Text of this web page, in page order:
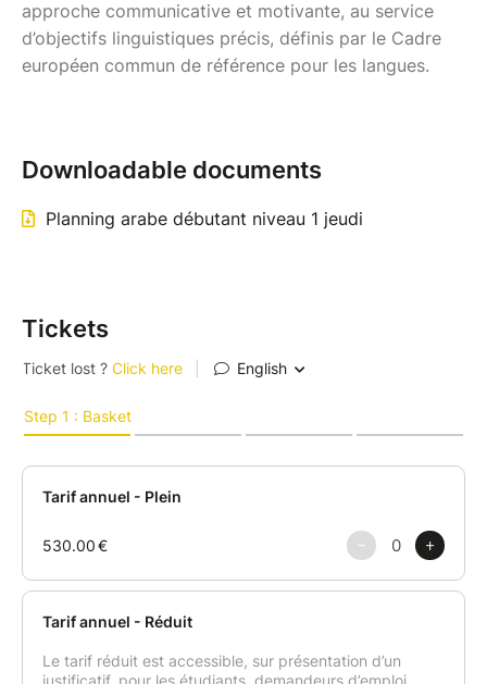
approche communicative et motivante, au service
d’objectifs linguistiques précis, définis par le Cadre
européen commun de référence pour les langues.
Downloadable documents
Planning arabe débutant niveau 1 jeudi
Tickets